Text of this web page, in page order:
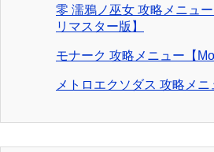
零 濡鴉ノ巫女 攻略メニュ
リマスター版】
モナーク 攻略メニュー【
メトロエクソダス 攻略メニ